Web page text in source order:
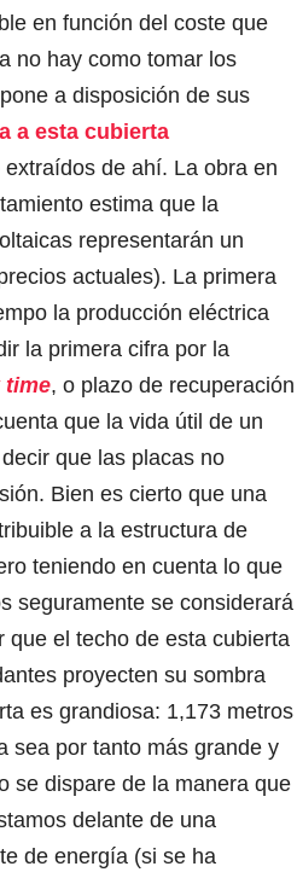
en función del coste que
no hay como tomar los
a disposición de sus
a esta cubierta
de ahí. La obra en
estima que la
representarán un
actuales). La primera
la producción eléctrica
la primera cifra por la
time, o plazo de recuperación
que la vida útil de un
que las placas no
Bien es cierto que una
a la estructura de
teniendo en cuenta lo que
seguramente se considerará
el techo de esta cubierta
proyecten su sombra
es grandiosa: 1,173 metros
sea por tanto más grande y
se dispare de la manera que
delante de una
de energía (si se ha